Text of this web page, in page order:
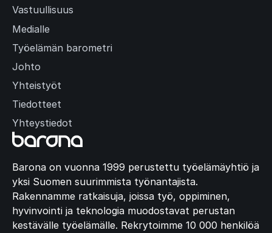
Barona on vuonna 1999 perustettu työelämäyhtiö ja
yksi Suomen suurimmista työnantajista.
Rakennamme ratkaisuja, joissa työ, oppiminen,
hyvinvointi ja teknologia muodostavat perustan
kestävälle työelämälle. Rekrytoimme 10 000 henkilöä
Vastuullisuus
Medialle
Työelämän barometri
Johto
Yhteistyöt
Tiedotteet
Yhteystiedot